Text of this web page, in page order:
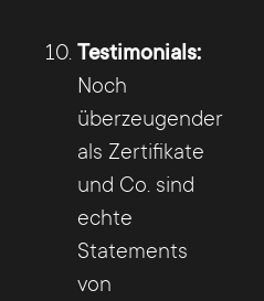
Testimonials:
Noch
überzeugender
als Zertifikate
und Co. sind
echte
Statements
von